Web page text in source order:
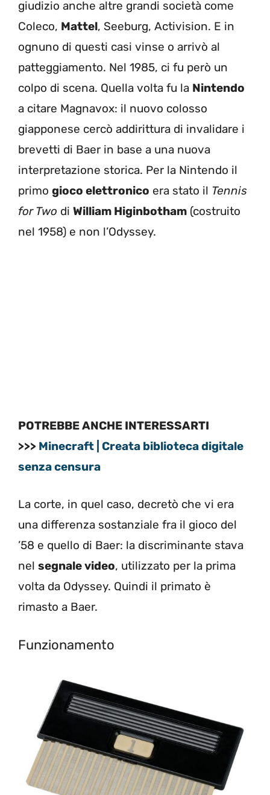
giudizio anche altre grandi società come
Coleco, Mattel, Seeburg, Activision. E in
ognuno di questi casi vinse o arrivò al
patteggiamento. Nel 1985, ci fu però un
colpo di scena. Quella volta fu la Nintendo
a citare Magnavox: il nuovo colosso
giapponese cercò addirittura di invalidare i
brevetti di Baer in base a una nuova
interpretazione storica. Per la Nintendo il
primo gioco elettronico era stato il Tennis
for Two di William Higinbotham (costruito
nel 1958) e non l’Odyssey.
POTREBBE ANCHE INTERESSARTI
>>> Minecraft | Creata biblioteca digitale
senza censura
La corte, in quel caso, decretò che vi era
una differenza sostanziale fra il gioco del
’58 e quello di Baer: la discriminante stava
nel segnale video, utilizzato per la prima
volta da Odyssey. Quindi il primato è
rimasto a Baer.
Funzionamento